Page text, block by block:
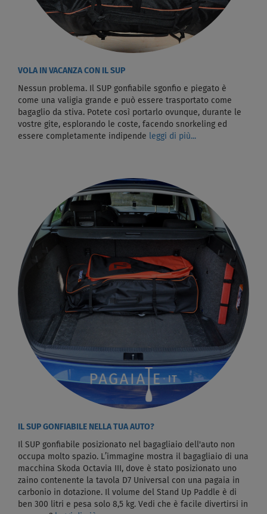
VOLA IN VACANZA CON IL SUP
Nessun problema. Il SUP gonfiabile sgonfio e piegato è
come una valigia grande e può essere trasportato come
bagaglio da stiva. Potete così portarlo ovunque, durante le
vostre gite, esplorando le coste, facendo snorkeling ed
essere completamente indipende
leggi di più...
IL SUP GONFIABILE NELLA TUA AUTO?
Il SUP gonfiabile posizionato nel bagagliaio dell'auto non
occupa molto spazio. L’immagine mostra il bagagliaio di una
macchina Skoda Octavia III, dove è stato posizionato uno
zaino contenente la tavola D7 Universal con una pagaia in
carbonio in dotazione. Il volume del Stand Up Paddle è di
ben 300 litri e pesa solo 8,5 kg. Vedi che è facile divertirsi in